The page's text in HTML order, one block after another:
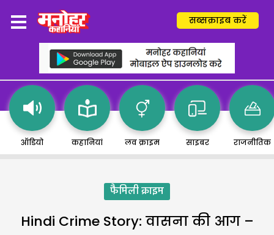
सब्सक्राइब करें
ऑडियो कहानियां लव क्राइम साइबर राजनीतिक
फैमिली क्राइम
Hindi Crime Story: वासना की आग –